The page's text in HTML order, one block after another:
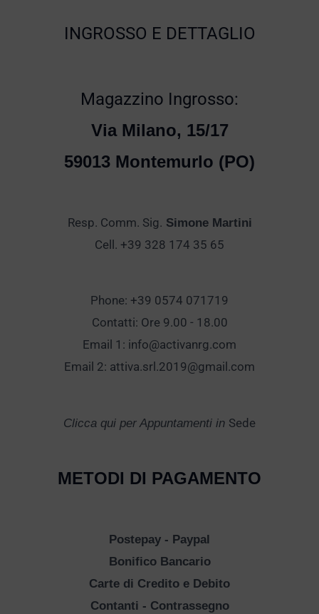
INGROSSO E DETTAGLIO
Magazzino Ingrosso:
Via Milano, 15/17
59013 Montemurlo (PO)
Resp. Comm. Sig. Simone Martini
Cell. +39 328 174 35 65
Phone: +39 0574 071719
Contatti: Ore 9.00 - 18.00
Email 1: info@activanrg.com
Email 2: attiva.srl.2019@gmail.com
Clicca qui per Appuntamenti in Sede
METODI DI PAGAMENTO
Postepay - Paypal
Bonifico Bancario
Carte di Credito e Debito
Contanti - Contrassegno